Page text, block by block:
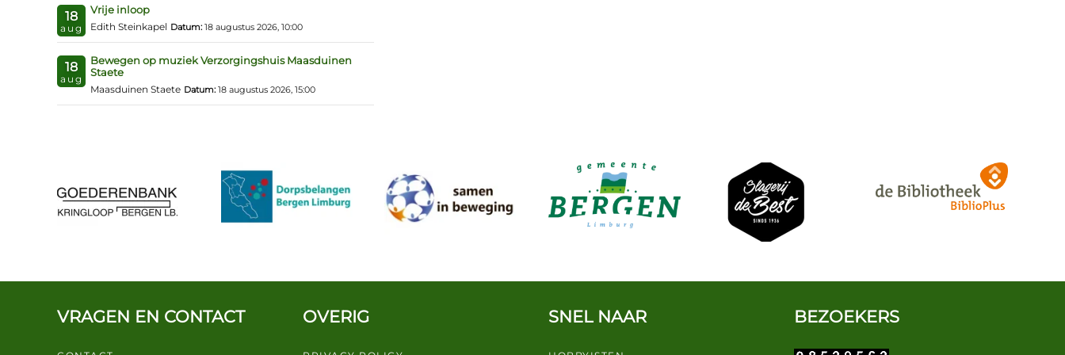
18
aug
Vrije inloop
Edith Steinkapel Datum: 18 augustus 2026, 10:00
18
aug
Bewegen op muziek Verzorgingshuis Maasduinen
Staete
Maasduinen Staete Datum: 18 augustus 2026, 15:00
VRAGEN EN CONTACT OVERIG SNEL NAAR BEZOEKERS